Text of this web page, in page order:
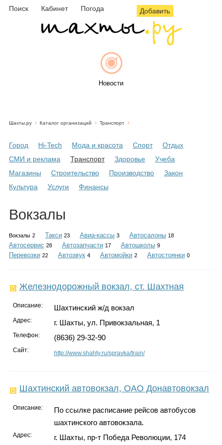
Поиск Кабинет Погода Добавить
Новости
Объявления
Гороскоп
Фотогалерея
Шахты.ру Каталог организаций Транспорт
Город Hi-Tech Мода и красота Спорт
Отдых
СМИ и реклама
Транспорт Здоровье
Учеба
Магазины
Строительство Производство
Закон
Культура
Услуги Финансы
Вокзалы
Вокзалы 2 Такси 23 Авиа-кассы 3 Автосалоны 18
Автосервис 28 Автозапчасти 17 Автошколы 9
Перевозки 22 Автозвук 4 Автомойки 2 Автостоянки 0
Железнодорожный вокзал, ст. Шахтная
Описание: Шахтинский ж/д вокзал
Адрес: г. Шахты, ул. Привокзальная, 1
Телефон: (8636) 29-32-90
Сайт: http://www.shahty.ru/spravka/train/
Шахтинский автовокзал, ОАО Донавтовокзал
Описание:
По ссылке расписание рейсов автобусов
шахтинского автовокзала.
Адрес: г. Шахты, пр-т Победа Революции, 174